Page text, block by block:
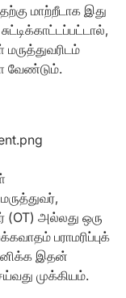
மாற்றீடாக இது
மருத்துவரிடம்
வேண்டும்.
(OT) அல்லது ஒரு
பராமரிப்புக்
இதன்
முக்கியம்.